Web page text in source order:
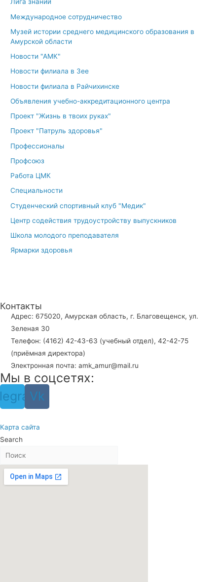
Лига знаний
Международное сотрудничество
Музей истории среднего медицинского образования в
Амурской области
Новости "АМК"
Новости филиала в Зее
Новости филиала в Райчихинске
Объявления учебно-аккредитационного центра
Проект "Жизнь в твоих руках"
Проект "Патруль здоровья"
Профессионалы
Профсоюз
Работа ЦМК
Специальности
Студенческий спортивный клуб "Медик"
Центр содействия трудоустройству выпускников
Школа молодого преподавателя
Ярмарки здоровья
Контакты
Адрес: 675020, Амурская область, г. Благовещенск, ул.
Зеленая 30
Телефон: (4162) 42-43-63 (учебный отдел), 42-42-75
(приёмная директора)
Электронная почта: amk_amur@mail.ru
Мы в соцсетях:
Vk
Карта сайта
Search